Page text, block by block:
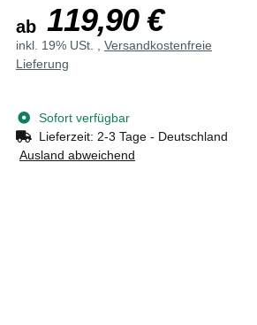
ab 119,90 €
inkl. 19% USt. , Versandkostenfreie
Lieferung
Sofort verfügbar
Lieferzeit: 2-3 Tage - Deutschland
Ausland abweichend